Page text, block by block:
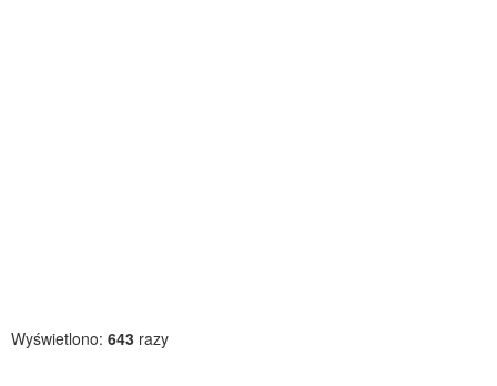
Wyświetlono: 643 razy